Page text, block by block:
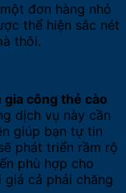
đơn hàng nhỏ
thể hiện sắc nét
thôi.
gia công thẻ cào
dịch vụ này cần
giúp bạn tự tin
phát triển rầm rộ
phù hợp cho
cả phải chăng